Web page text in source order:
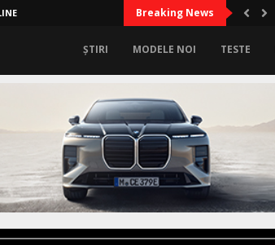
Breaking News
ȘTIRI MODELE NOI TESTE